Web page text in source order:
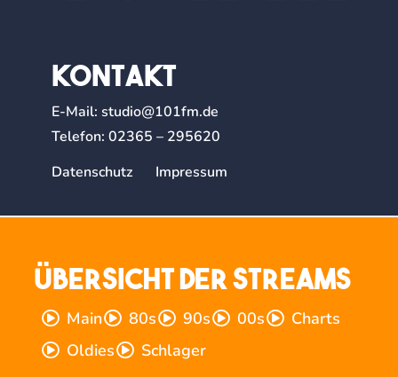
Kontakt
E-Mail:studio@101fm.de
Telefon:02365 – 295620
Datenschutz
Impressum
Übersicht der Streams
Main 80s 90s 00s
Charts
Oldies
Schlager